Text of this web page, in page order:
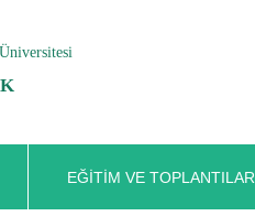
EĞITIM VE TOPLANTILAR